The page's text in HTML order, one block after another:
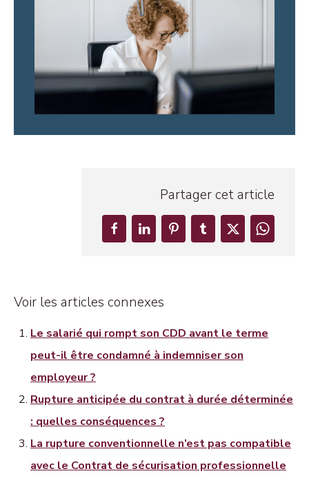
Partager cet article
Voir les articles connexes
Le salarié qui rompt son CDD avant le terme
peut-il être condamné à indemniser son
employeur ?
Rupture anticipée du contrat à durée déterminée
: quelles conséquences ?
La rupture conventionnelle n’est pas compatible
avec le Contrat de sécurisation professionnelle